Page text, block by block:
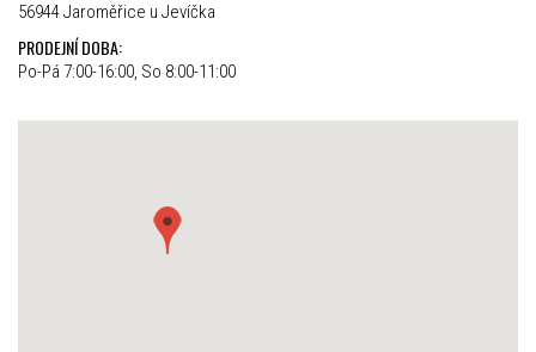
56944 Jaroměřice u Jevíčka
PRODEJNÍ DOBA:
Po-Pá 7:00-16:00, So 8:00-11:00